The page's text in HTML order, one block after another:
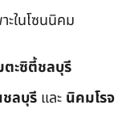
ะในโซนนิคม
ะซิตี้ชลบุรี
ลบุรี และ นิคมโรจ